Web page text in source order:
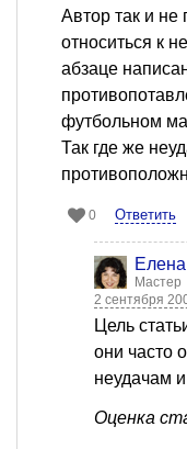
Автор так и не
относиться к
абзаце
футбольном
Так где же
0 Ответить
Мастер
2 сентября
Цель
они часто
неудачам
Оценка